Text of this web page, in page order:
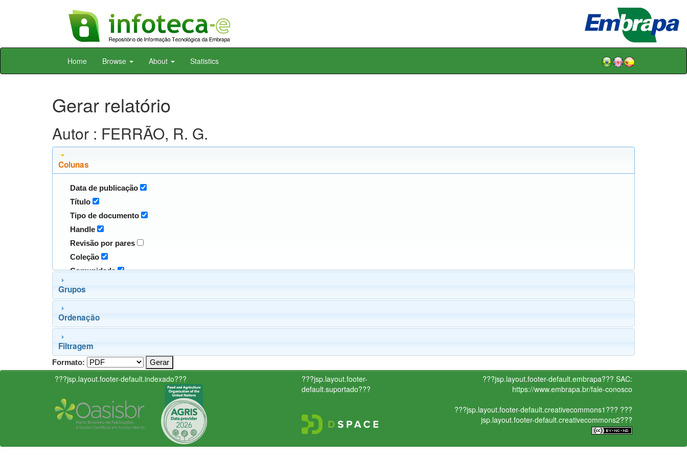
Skip
Home Browse About Statistics
Gerar relatório
Autor : FERRÃO, R. G.
Colunas
Data de publicação
Título
Tipo de documento
Handle
Revisão por pares
Coleção
Comunidade
Grupos
Ordenação
Filtragem
Formato:
???jsp.layout.footer-default.indexado???
???jsp.layout.footer-
default.suportado???
???jsp.layout.footer-default.embrapa??? SAC:
https://www.embrapa.br/fale-conosco
???jsp.layout.footer-default.creativecommons1??? ???
jsp.layout.footer-default.creativecommons2???